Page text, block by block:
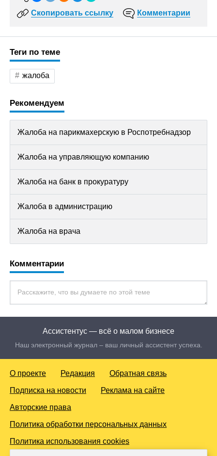
Скопировать ссылку Комментарии
Теги по теме
жалоба
Рекомендуем
Жалоба на парикмахерскую в Роспотребнадзор
Жалоба на управляющую компанию
Жалоба на банк в прокуратуру
Жалоба в администрацию
Жалоба на врача
Комментарии
Ассистентус — всё о малом бизнесе
Наш электронный журнал – ваш личный ассистент успеха.
О проекте Редакция Обратная связь
Подписка на новости Реклама на сайте
Авторские права
Политика обработки персональных данных
Политика использования cookies